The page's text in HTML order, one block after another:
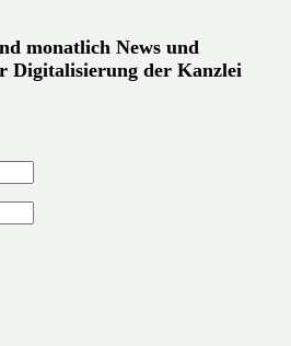
monatlich News und
Digitalisierung der Kanzlei